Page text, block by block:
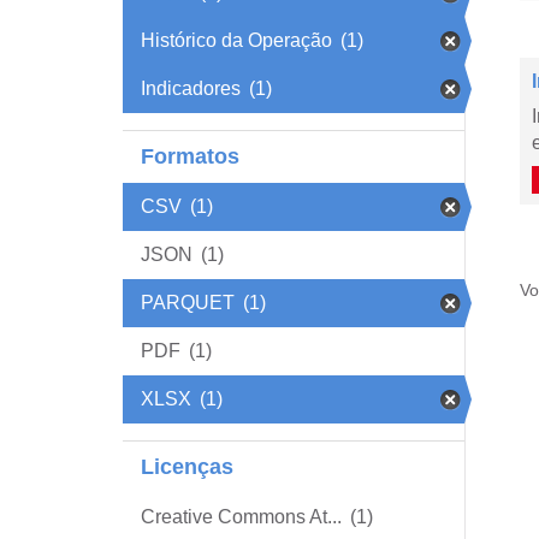
Histórico da Operação (1)
Indicadores (1)
Formatos
CSV (1)
JSON (1)
PARQUET (1)
PDF (1)
XLSX (1)
Licenças
Creative Commons At... (1)